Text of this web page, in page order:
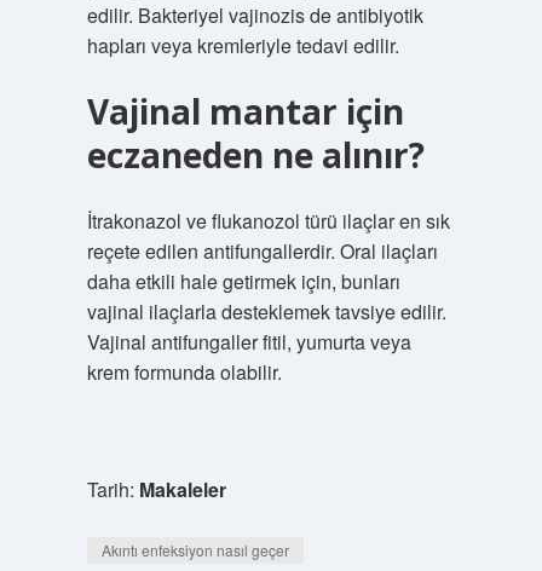
edilir. Bakteriyel vajinozis de antibiyotik
hapları veya kremleriyle tedavi edilir.
Vajinal mantar için
eczaneden ne alınır?
İtrakonazol ve flukanozol türü ilaçlar en sık
reçete edilen antifungallerdir. Oral ilaçları
daha etkili hale getirmek için, bunları
vajinal ilaçlarla desteklemek tavsiye edilir.
Vajinal antifungaller fitil, yumurta veya
krem ​​formunda olabilir.
Tarih: Makaleler
Akıntı enfeksiyon nasıl geçer